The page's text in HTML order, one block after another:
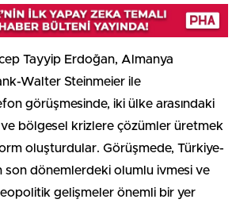
Tayyip Erdoğan, Almanya
Walter Steinmeier ile
görüşmesinde, iki ülke arasındaki
bölgesel krizlere çözümler üretmek
oluşturdular. Görüşmede, Türkiye-
son dönemlerdeki olumlu ivmesi ve
gelişmeler önemli bir yer